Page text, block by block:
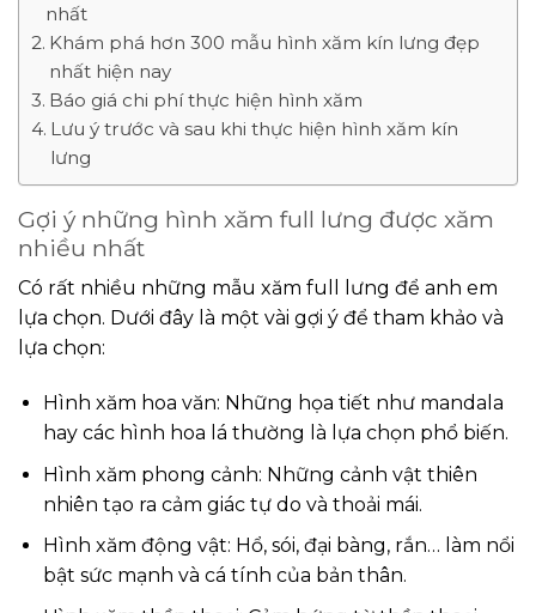
nhất
Khám phá hơn 300 mẫu hình xăm kín lưng đẹp
nhất hiện nay
Báo giá chi phí thực hiện hình xăm
Lưu ý trước và sau khi thực hiện hình xăm kín
lưng
Gợi ý những hình xăm full lưng được xăm
nhiều nhất
Có rất nhiều những mẫu xăm full lưng để anh em
lựa chọn. Dưới đây là một vài gợi ý để tham khảo và
lựa chọn:
Hình xăm hoa văn: Những họa tiết như mandala
hay các hình hoa lá thường là lựa chọn phổ biến.
Hình xăm phong cảnh: Những cảnh vật thiên
nhiên tạo ra cảm giác tự do và thoải mái.
Hình xăm động vật: Hổ, sói, đại bàng, rắn… làm nổi
bật sức mạnh và cá tính của bản thân.